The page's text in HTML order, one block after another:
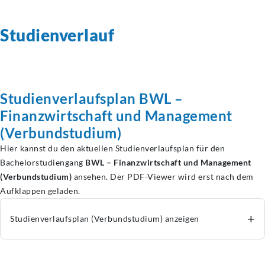
Studienverlauf
Studienverlaufsplan BWL –
Finanzwirtschaft und Management
(Verbundstudium)
Hier kannst du den aktuellen Studienverlaufsplan für den
Bachelorstudiengang BWL – Finanzwirtschaft und Management
(Verbundstudium) ansehen. Der PDF-Viewer wird erst nach dem
Aufklappen geladen.
Studienverlaufsplan (Verbundstudium) anzeigen +